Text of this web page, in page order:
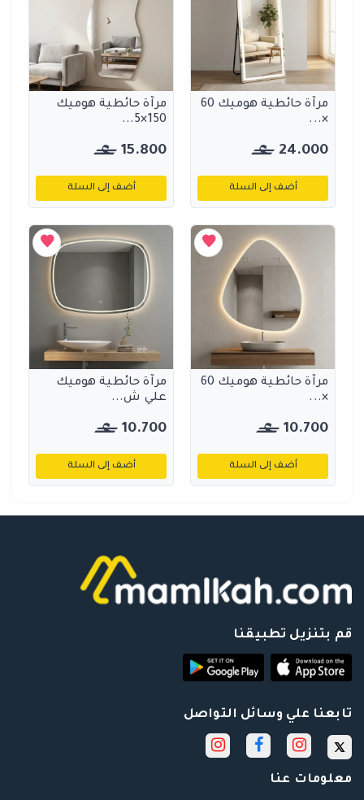
مرآة حائطية هوميك 60
×...
24.000
أضف إلى السلة
مرآة حائطية هوميك
150×5...
15.800
أضف إلى السلة
مرآة حائطية هوميك 60
×...
10.700
أضف إلى السلة
مرآة حائطية هوميك
علي ش...
10.700
أضف إلى السلة
قم بتنزيل تطبيقنا
تابعنا علي وسائل التواصل
معلومات عنا